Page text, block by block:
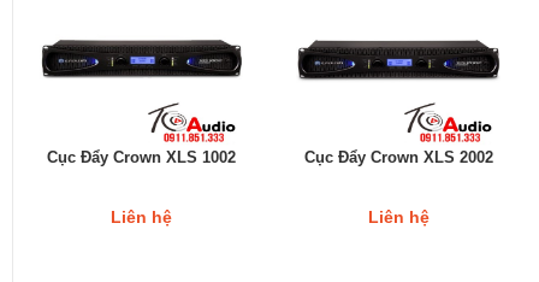
Cục Đẩy Crown XLS 1002
Liên hệ
Cục Đẩy Crown XLS 2002
Liên hệ